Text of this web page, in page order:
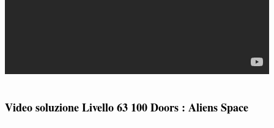
Video soluzione Livello 63 100 Doors : Aliens Space